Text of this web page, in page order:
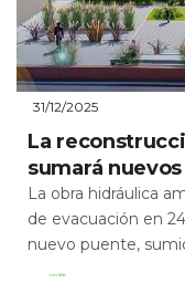
31/12/2025
La
sumará
La obra hidráulica
de evacuación en
nuevo puente,
Leer Más